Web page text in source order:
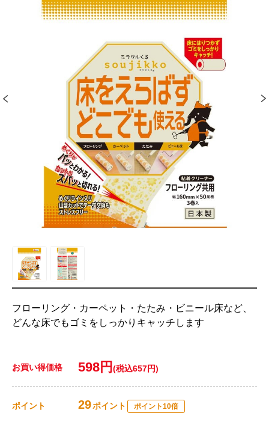
フローリング・カーペット・たたみ・ビニール床など、
どんな床でもゴミをしっかりキャッチします
お買い得価格 598円 (税込657円)
ポイント 29ポイント ポイント10倍